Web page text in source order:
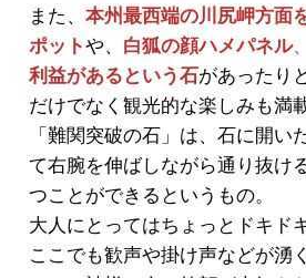
また、 本州最西端の川尻岬方面
ポットや、 白狐の顔ハメパネル、
利益があるという石があったり
だけでなく観光的な楽しみも満
「難関突破の石」は、石に開い
て右腕を伸ばしながら通り抜け
つことができるというもの。
大人にとってはちょっとドキド
ここでも歓声や掛け声などが湧